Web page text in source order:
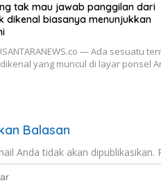
tak mau jawab panggilan dari
dikenal biasanya menunjukkan
— Ada sesuatu
yang muncul di layar ponsel
Balasan
Anda tidak akan dipublikasikan.